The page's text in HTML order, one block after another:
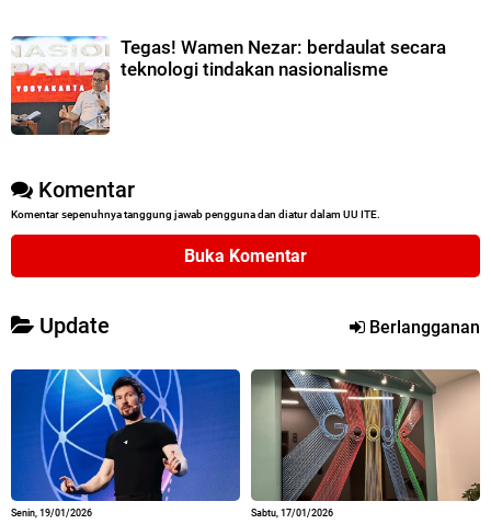
Tegas! Wamen Nezar: berdaulat secara
teknologi tindakan nasionalisme
Komentar
Komentar sepenuhnya tanggung jawab pengguna dan diatur dalam UU ITE.
Buka Komentar
Update Berlangganan
Senin, 19/01/2026 Sabtu, 17/01/2026